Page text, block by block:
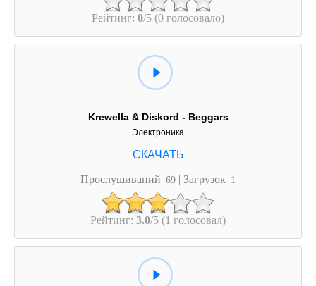
Рейтинг: 0/5 (0 голосовало)
Krewella & Diskord - Beggars
Электроника
Прослушиваний 69 | Загрузок 1
Рейтинг: 3.0/5 (1 голосовал)